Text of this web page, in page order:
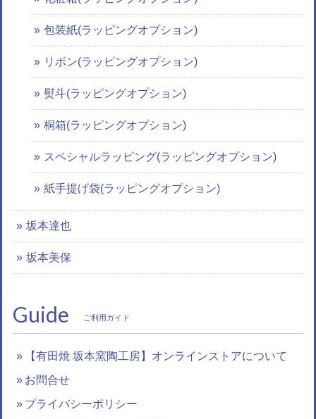
包装紙(ラッピングオプション)
リボン(ラッピングオプション)
熨斗(ラッピングオプション)
桐箱(ラッピングオプション)
スペシャルラッピング(ラッピングオプション)
紙手提げ袋(ラッピングオプション)
坂本達也
坂本美保
Guide ご利用ガイド
【有田焼 坂本窯陶工房】オンラインストアについて
お問合せ
プライバシーポリシー